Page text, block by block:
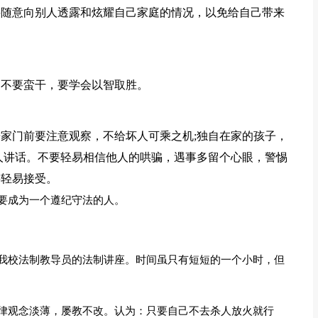
意向别人透露和炫耀自己家庭的情况，以免给自己带来
要蛮干，要学会以智取胜。
门前要注意观察，不给坏人可乘之机;独自在家的孩子，
话。不要轻易相信他人的哄骗，遇事多留个心眼，警惕
易接受。
为一个遵纪守法的人。
校法制教导员的法制讲座。时间虽只有短短的一个小时，但
观念淡薄，屡教不改。认为：只要自己不去杀人放火就行